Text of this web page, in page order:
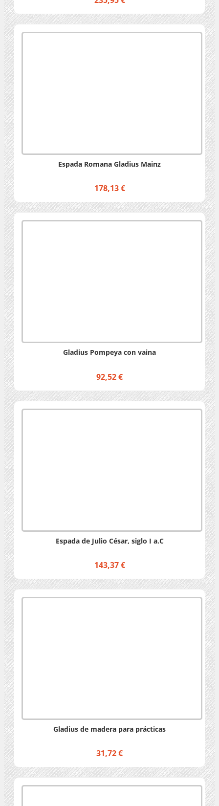
Espada Romana Gladius Mainz
178,13 €
Gladius Pompeya con vaina
92,52 €
Espada de Julio César, siglo I a.C
143,37 €
Gladius de madera para prácticas
31,72 €